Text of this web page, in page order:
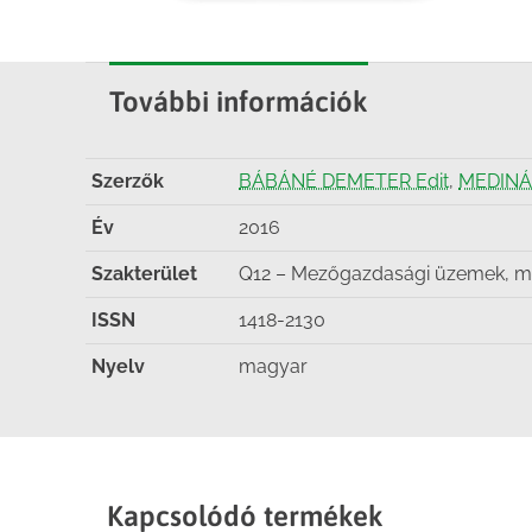
További információk
Szerzők BÁBÁNÉ DEMETER Edit,
Év 2016
Szakterület Q12 – Mezőgazdasági üzemek,
ISSN 1418-2130
Nyelv magyar
Kapcsolódó termékek